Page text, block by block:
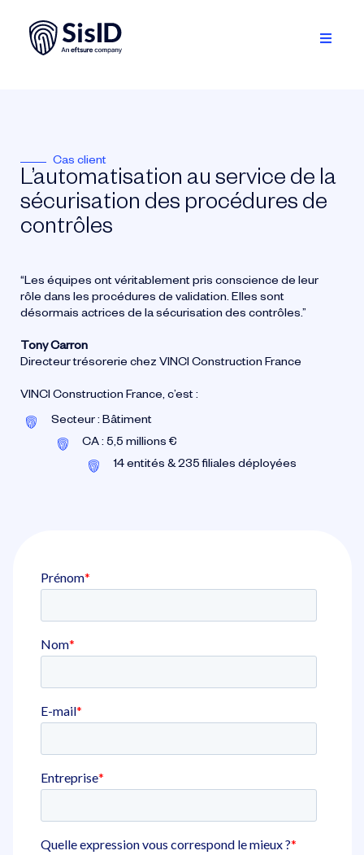
contenu
Toggle
Ressources
À propos
Planifiez une démo
Français
Cas client
L’automatisation au service de la
sécurisation des procédures de
contrôles
“Les équipes ont véritablement pris conscience de leur
rôle dans les procédures de validation. Elles sont
désormais actrices de la sécurisation des contrôles.”
Tony Carron
Directeur trésorerie chez VINCI Construction France
VINCI Construction France, c’est :
Secteur : Bâtiment
CA : 5,5 millions €
14 entités & 235 filiales déployées